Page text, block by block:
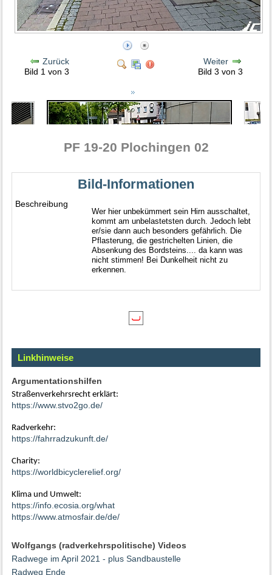
Zurück
Bild 1 von 3
Weiter
Bild 3 von 3
PF 19-20 Plochingen 02
Bild-Informationen
Beschreibung
Wer hier unbekümmert sein Hirn ausschaltet,
kommt am unbelastetsten durch. Jedoch lebt
er/sie dann auch besonders gefährlich. Die
Pflasterung, die gestrichelten Linien, die
Absenkung des Bordsteins.... da kann was
nicht stimmen! Bei Dunkelheit nicht zu
erkennen.
Linkhinweise
Argumentationshilfen
Straßenverkehrsrecht erklärt:
https://www.stvo2go.de/
Radverkehr:
https://fahrradzukunft.de/
Charity:
https://worldbicyclerelief.org/
Klima und Umwelt:
https://info.ecosia.org/what
https://www.atmosfair.de/de/
Wolfgangs (radverkehrspolitische) Videos
Radwege im April 2021 - plus Sandbaustelle
Radweg Ende